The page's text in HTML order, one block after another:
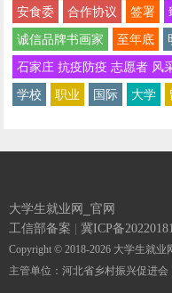
安食委
合作协议 签署
诚信品牌书画家
至年底
石家庄 抗疫防疫 志愿者 风
学校
职业 国际 大学
大学生就业网_官网
工信部备案 冀ICP备
Copyright © 2018-2026 大学生就业
主管单位：河北省乡村振兴促进会